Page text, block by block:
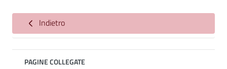
Indietro
PAGINE COLLEGATE